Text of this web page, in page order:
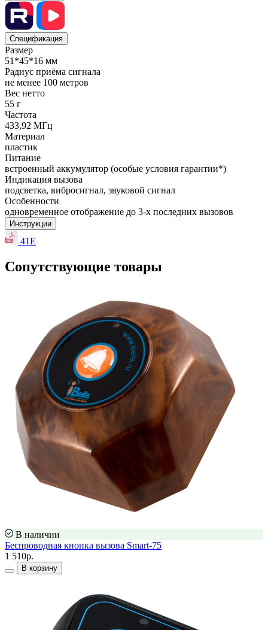
Спецификация
Размер
51*45*16 мм
Радиус приёма сигнала
не менее 100 метров
Вес нетто
55 г
Частота
433,92 МГц
Материал
пластик
Питание
встроенный аккумулятор (особые условия гарантии*)
Индикация вызова
подсветка, вибросигнал, звуковой сигнал
Особенности
одновременное отображение до 3-х последних вызовов
Инструкции
41E
Сопутствующие товары
В наличии
Беспроводная кнопка вызова Smart-75
1 510р.
В корзину